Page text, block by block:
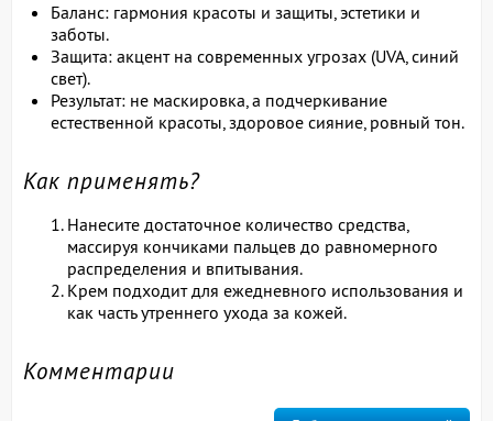
Баланс: гармония красоты и защиты, эстетики и
заботы.
Защита: акцент на современных угрозах (UVA, синий
свет).
Результат: не маскировка, а подчеркивание
естественной красоты, здоровое сияние, ровный тон.
Как применять?
Нанесите достаточное количество средства,
массируя кончиками пальцев до равномерного
распределения и впитывания.
Крем подходит для ежедневного использования и
как часть утреннего ухода за кожей.
Комментарии